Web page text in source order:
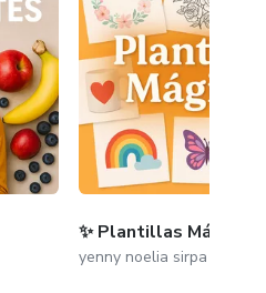
✨ Plantillas Mágicas
yenny noelia sirpa churqui